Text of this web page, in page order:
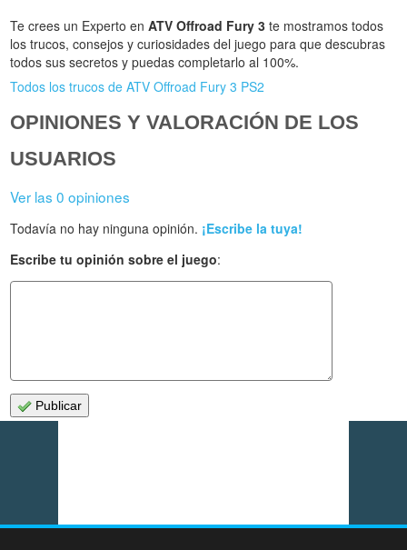
Te crees un Experto enATV Offroad Fury 3 te mostramos todos
los trucos, consejos y curiosidades del juego para que descubras
todos sus secretos y puedas completarlo al 100%.
Todos los trucos de ATV Offroad Fury 3 PS2
OPINIONES Y VALORACIÓN DE LOS
USUARIOS
Ver las 0 opiniones
Todavía no hay ninguna opinión. ¡Escribe la tuya!
Escribe tu opinión sobre el juego:
Publicar